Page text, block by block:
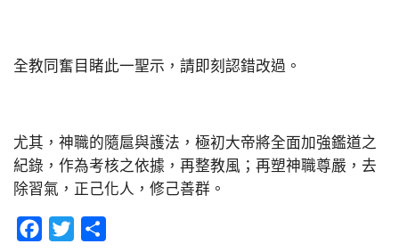
全教同奮目睹此一聖示，請即刻認錯改過。
尤其，神職的隨扈與護法，極初大帝將全面加強鑑道之
紀錄，作為考核之依據，再整教風；再塑神職尊嚴，去
除習氣，正己化人，修己善群。
Facebook
Twitter